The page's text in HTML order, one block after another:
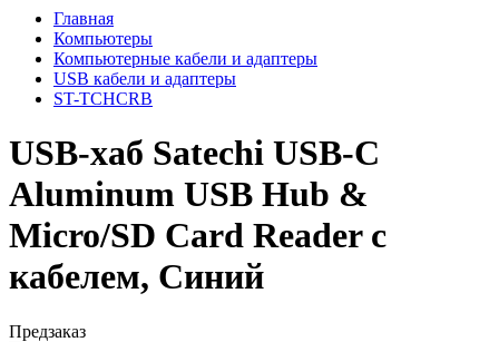
Главная
Компьютеры
Компьютерные кабели и адаптеры
USB кабели и адаптеры
ST-TCHCRB
USB-хаб Satechi USB-C
Aluminum USB Hub &
Micro/SD Card Reader с
кабелем, Синий
Предзаказ